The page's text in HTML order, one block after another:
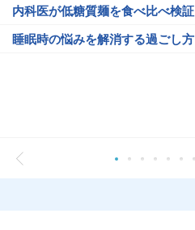
内科医が低糖質麺を食べ比べ検証
睡眠時の悩みを解消する過ごし方